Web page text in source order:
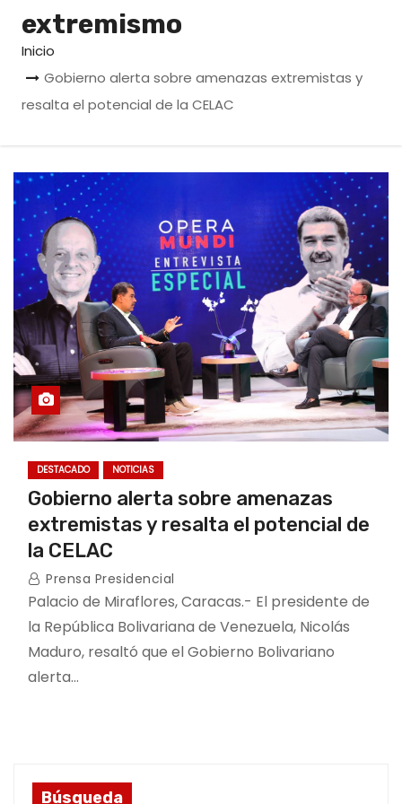
extremismo
Inicio
Gobierno alerta sobre amenazas extremistas y
resalta el potencial de la CELAC
DESTACADO NOTICIAS
Gobierno alerta sobre amenazas
extremistas y resalta el potencial de
la CELAC
Prensa Presidencial
Palacio de Miraflores, Caracas.- El presidente de
la República Bolivariana de Venezuela, Nicolás
Maduro, resaltó que el Gobierno Bolivariano
alerta…
Búsqueda